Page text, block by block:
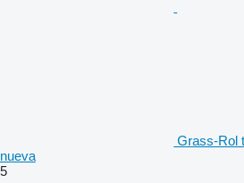
Grass-Rol
nueva
5